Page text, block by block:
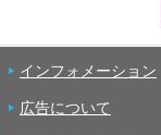
インフォメーション
広告について